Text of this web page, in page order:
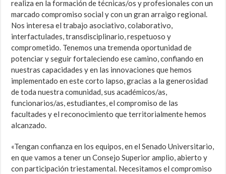
realiza en la formación de técnicas/os y profesionales con un
marcado compromiso social y con un gran arraigo regional.
Nos interesa el trabajo asociativo, colaborativo,
interfactulades, transdisciplinario, respetuoso y
comprometido. Tenemos una tremenda oportunidad de
potenciar y seguir fortaleciendo ese camino, confiando en
nuestras capacidades y en las innovaciones que hemos
implementado en este corto lapso, gracias a la generosidad
de toda nuestra comunidad, sus académicos/as,
funcionarios/as, estudiantes, el compromiso de las
facultades y el reconocimiento que territorialmente hemos
alcanzado.
«Tengan confianza en los equipos, en el Senado Universitario,
en que vamos a tener un Consejo Superior amplio, abierto y
con participación triestamental. Necesitamos el compromiso